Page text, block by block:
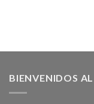
BIENVENIDOS